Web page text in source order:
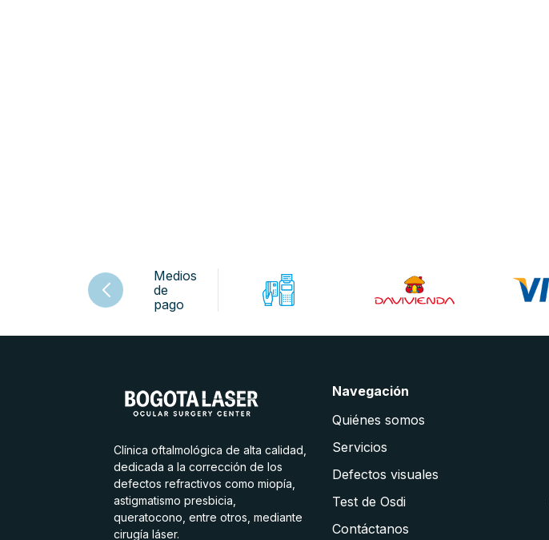
Medios
de
pago
Clínica oftalmológica de alta calidad,
dedicada a la corrección de los
defectos refractivos como miopía,
astigmatismo presbicia,
queratocono, entre otros, mediante
cirugía láser.
Navegación
Quiénes somos
Servicios
Defectos visuales
Test de Osdi
Contáctanos